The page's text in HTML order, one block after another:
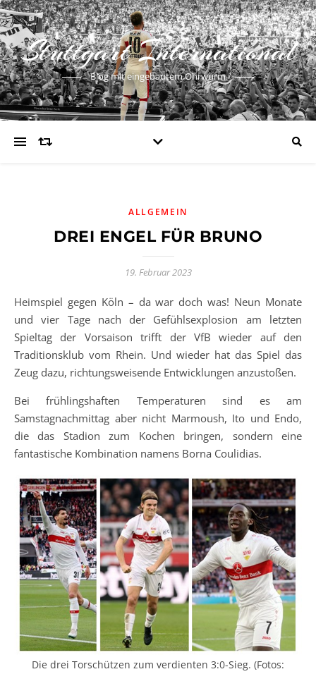
Stuttgart International
Blog mit eingebautem Ohrwurm
ALLGEMEIN
DREI ENGEL FÜR BRUNO
19. Februar 2023
Heimspiel gegen Köln – da war doch was! Neun Monate
und vier Tage nach der Gefühlsexplosion am letzten
Spieltag der Vorsaison trifft der VfB wieder auf den
Traditionsklub vom Rhein. Und wieder hat das Spiel das
Zeug dazu, richtungsweisende Entwicklungen anzustoßen.
Bei frühlingshaften Temperaturen sind es am
Samstagnachmittag aber nicht Marmoush, Ito und Endo,
die das Stadion zum Kochen bringen, sondern eine
fantastische Kombination namens Borna Coulidias.
Die drei Torschützen zum verdienten 3:0-Sieg. (Fotos: